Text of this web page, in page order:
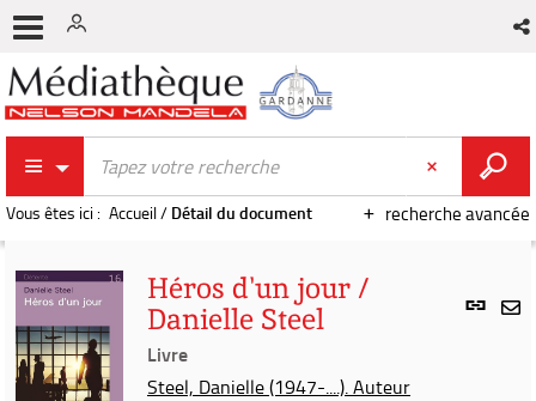
recherche avancée
Vous êtes ici : Accueil/ Détail du document
Lien
Héros d'un jour /
Danielle Steel
Livre
Steel, Danielle (1947-....). Auteur